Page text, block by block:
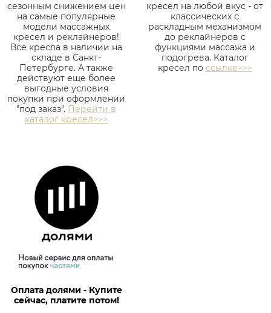
сезонным снижением цен
на самые популярные
модели массажных
кресел и реклайнеров!
Все кресла в наличии на
складе в Санкт-
Петербурге. А также
действуют еще более
выгодные условия
покупки при оформлении
"под заказ". Перейти в
каталог кресел>>>
кресел на любой вкус - от
классических с
раскладным механизмом
до реклайнеров с
функциями массажа и
подогрева. Каталог
кресел по ссылке>>>
Оплата долями - Купите
сейчас, платите потом!